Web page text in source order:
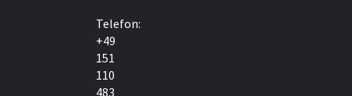
Telefon:
+49
151
110
483